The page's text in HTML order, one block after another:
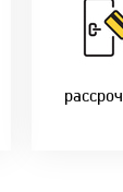
2-36 мес
Магнит-5
Смарт - 4
FUN - 4